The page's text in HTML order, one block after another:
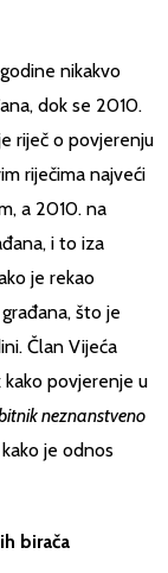
nikakvo
dok se 2010.
riječ o povjerenju
riječima najveći
a 2010. na
i to iza
je rekao
što je
Član Vijeća
povjerenje u
neznanstveno
je odnos
birača